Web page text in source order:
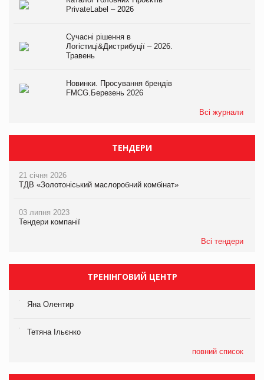
PrivateLabel – 2026
Сучасні рішення в
Логістиці&Дистрибуції – 2026.
Травень
Новинки. Просування брендів
FMCG.Березень 2026
Всі журнали
ТЕНДЕРИ
21 січня 2026
ТДВ «Золотоніський маслоробний комбінат»
03 липня 2023
Тендери компанії
Всі тендери
ТРЕНІНГОВИЙ ЦЕНТР
Яна Олентир
Тетяна Ільєнко
повний список